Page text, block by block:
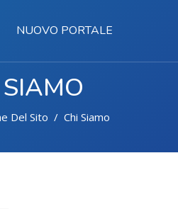
NUOVO PORTALE
Del Sito Chi Siamo